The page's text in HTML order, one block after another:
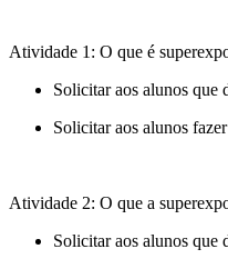
Atividade 1: O que é
Solicitar aos alunos que
Solicitar aos alunos
Atividade 2: O que a
Solicitar aos alunos que